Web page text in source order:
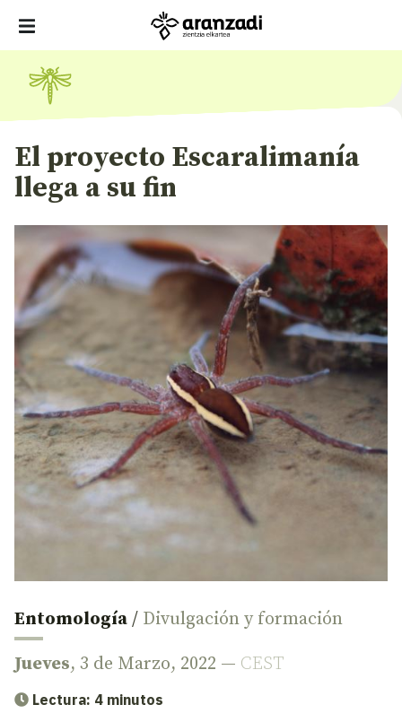
El proyecto Escaralimanía
llega a su fin
Entomología / Divulgación y formación
Jueves, 3 de Marzo, 2022 — CEST
Lectura: 4 minutos